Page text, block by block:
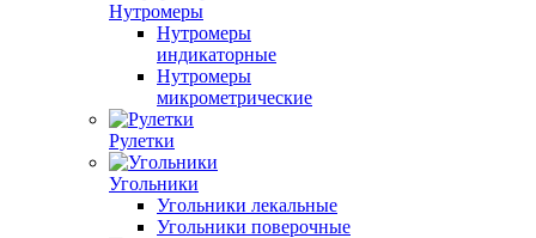
Нутромеры
Нутромеры
индикаторные
Нутромеры
микрометрические
Рулетки
Угольники
Угольники лекальные
Угольники поверочные